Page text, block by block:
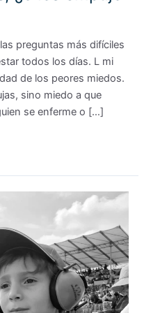
preguntas más difíciles
todos los días. L mi
de los peores miedos.
sino miedo a que
se enferme o […]